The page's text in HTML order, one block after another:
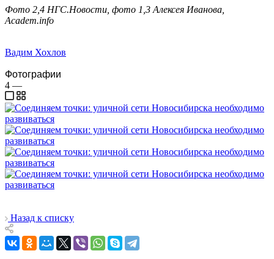
Фото 2,4 НГС.Новости, фото 1,3 Алексея Иванова,
Academ.info
Вадим Хохлов
Фотографии
4 —
Назад к списку